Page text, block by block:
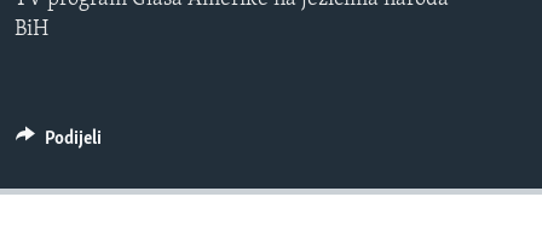
PRATITE NAS
Jezici
BiH
Podijeli